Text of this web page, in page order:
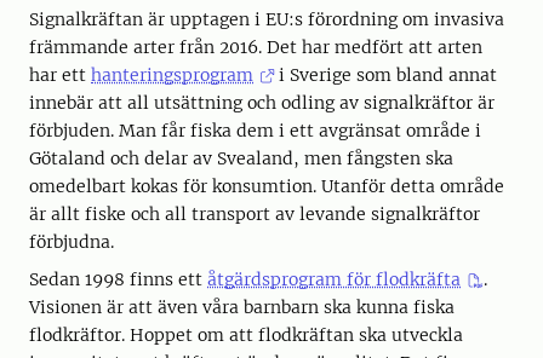
Signalkräftan är upptagen i EU:s förordning om invasiva
främmande arter från 2016. Det har medfört att arten
har ett hanteringsprogram
i Sverige som bland annat
innebär att all utsättning och odling av signalkräftor är
förbjuden. Man får fiska dem i ett avgränsat område i
Götaland och delar av Svealand, men fångsten ska
omedelbart kokas för konsumtion. Utanför detta område
är allt fiske och all transport av levande signalkräftor
förbjudna.
Sedan 1998 finns ett åtgärdsprogram för flodkräfta
.
Visionen är att även våra barnbarn ska kunna fiska
flodkräftor. Hoppet om att flodkräftan ska utveckla